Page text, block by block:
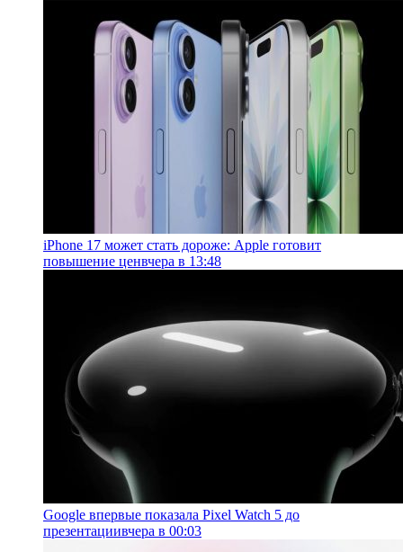
iPhone 17 может стать дороже: Apple готовит
повышение ценвчера в 13:48
Google впервые показала Pixel Watch 5 до
презентациивчера в 00:03